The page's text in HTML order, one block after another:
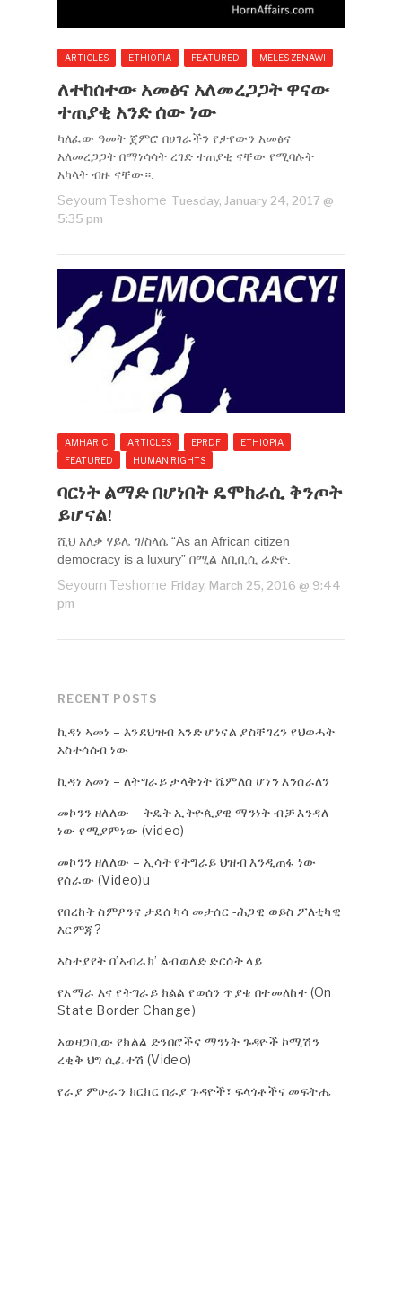
ARTICLES ETHIOPIA FEATURED MELES ZENAWI
ለተከሰተው አመፅና አለመረጋጋት ዋናው
ተጠያቂ አንድ ሰው ነው
ካለፈው ዓመት ጀምሮ በሀገራችን የታየውን አመፅና
አለመረጋጋት በማነሳሳት ረገድ ተጠያቂ ናቸው የሚባሉት
አካላት ብዙ ናቸው።.
Seyoum Teshome Tuesday, January 24, 2017 @
5:35 pm
AMHARIC ARTICLES EPRDF
ETHIOPIA
FEATURED
HUMAN RIGHTS
ባርነት ልማድ በሆነበት ዴሞክራሲ ቅንጦት
ይሆናል!
ሺህ አለቃ ሃይሌ ገ/ስላሴ “As an African citizen
democracy is a luxury” በሚል ለቢቢሲ ሬድዮ.
Seyoum Teshome Friday, March 25, 2016 @ 9:44
pm
RECENT POSTS
ኪዳነ ኣመነ – እንደህዝብ አንድ ሆነናል ያስቸገረን የህወሓት
አስተሳሰብ ነው
ኪዳነ አመነ – ለትግራይ ታላቅነት ሼምለስ ሆነን እንሰራለን
መኮንን ዘለለው – ትዴት ኢትዮጲያዊ ማንነት ብቻ እንዳለ
ነው የሚያምነው (video)
መኮንን ዘለለው – ኢሳት የትግራይ ህዝብ እንዲጠፋ ነው
የሰራው (Video)u
የበረከት ስምዖንና ታደሰ ካሳ መታሰር -ሕጋዊ ወይስ ፖለቲካዊ
እርምጃ?
ኣስተያየት በ’ኣብራክ’ ልብወለድ ድርሰት ላይ
የአማራ እና የትግራይ ክልል የወሰን ጥያቄ በተመለከተ (On
State Border Change)
አወዛጋቢው የክልል ድንበሮችና ማንነት ጉዳዮች ኮሚሽን
ረቂቅ ህግ ሲፈተሽ (Video)
የራያ ምሁራን ክርክር በራያ ጉዳዮች፣ ፍላጎቶችና መፍትሔ